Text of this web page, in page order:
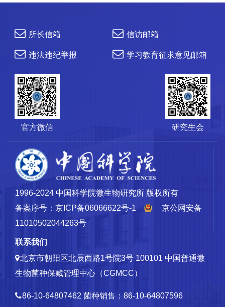
所长信箱 信访邮箱
违法违纪举报 学习教育征求意见邮箱
官方微信 研究生会
1996-2024 中国科学院微生物研究所 版权所有
备案序号：京ICP备06066622号-1
京公网安备
11010502044263号
联系我们
北京市朝阳区北辰西路1号院3号 100101 中国普通微
生物菌种保藏管理中心（CGMCC）
86-10-64807462 菌种销售：86-10-64807596